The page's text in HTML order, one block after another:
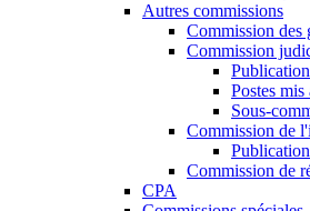
Autres commissions
Commission des
Commission
Postes
Sous-
Commission de
Commission de
CPA